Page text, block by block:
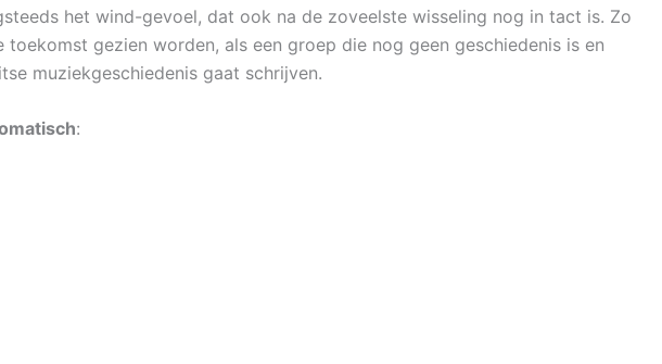
het wind-gevoel, dat ook na de zoveelste wisseling nog in tact is. Zo
gezien worden, als een groep die nog geen geschiedenis is en
muziekgeschiedenis gaat schrijven.
: